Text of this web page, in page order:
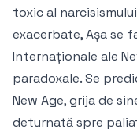
toxic al
exacerbate, Așa se
Internaționale ale
paradoxale. Se
New Age, grija de
deturnată spre